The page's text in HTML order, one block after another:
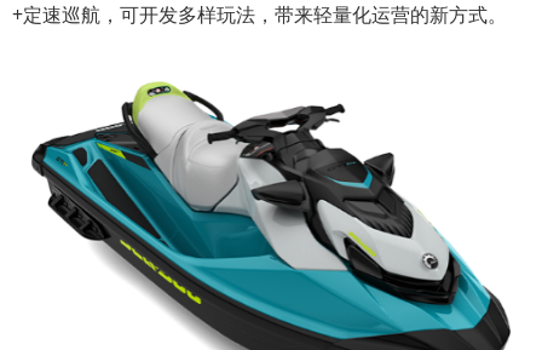
+定速巡航，可开发多样玩法，带来轻量化运营的新方式。